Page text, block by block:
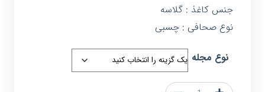
جنس کاغذ : گلاسه
نوع صحافی : چسبی
نوع مجله